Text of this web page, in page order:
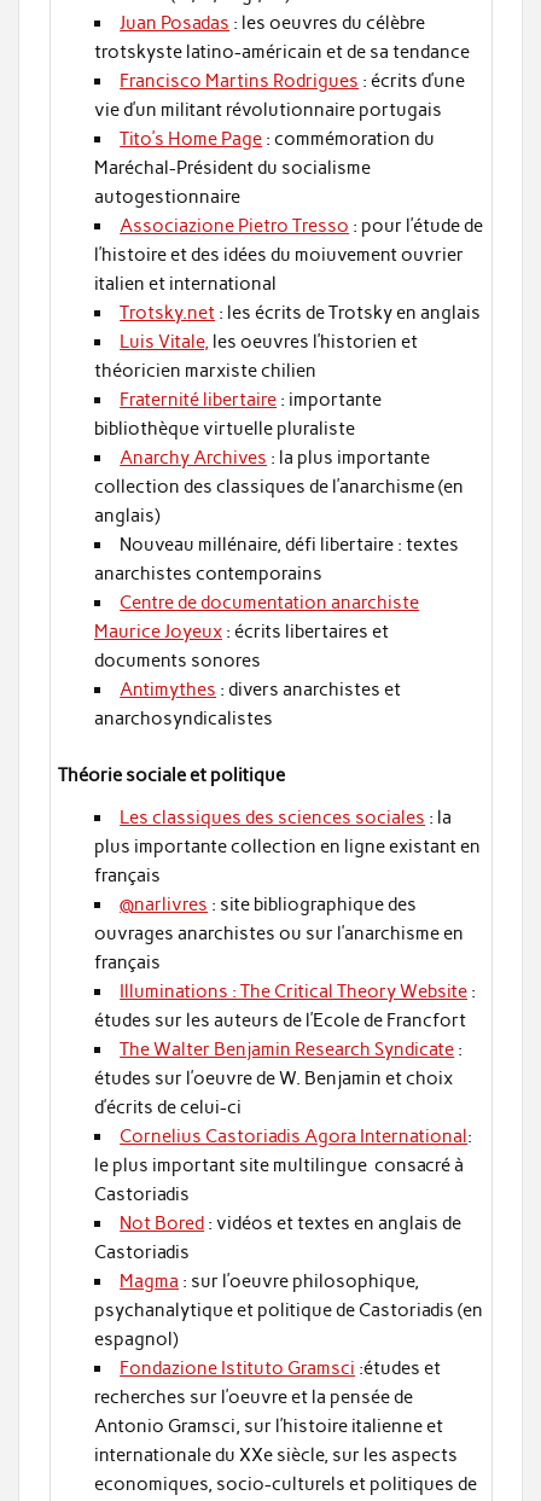
Juan Posadas : les oeuvres du célèbre
trotskyste latino-américain et de sa tendance
Francisco Martins Rodrigues : écrits d’une
vie d’un militant révolutionnaire portugais
Tito’s Home Page : commémoration du
Maréchal-Président du socialisme
autogestionnaire
Associazione Pietro Tresso : pour l’étude de
l’histoire et des idées du moiuvement ouvrier
italien et international
Trotsky.net : les écrits de Trotsky en anglais
Luis Vitale, les oeuvres l’historien et
théoricien marxiste chilien
Fraternité libertaire : importante
bibliothèque virtuelle pluraliste
Anarchy Archives : la plus importante
collection des classiques de l’anarchisme (en
anglais)
Nouveau millénaire, défi libertaire : textes
anarchistes contemporains
Centre de documentation anarchiste
Maurice Joyeux: écrits libertaires et
documents sonores
Antimythes : divers anarchistes et
anarchosyndicalistes
Théorie sociale et politique
Les classiques des sciences sociales : la
plus importante collection en ligne existant en
français
@narlivres : site bibliographique des
ouvrages anarchistes ou sur l’anarchisme en
français
Illuminations : The Critical Theory Website :
études sur les auteurs de l’Ecole de Francfort
The Walter Benjamin Research Syndicate :
études sur l’oeuvre de W. Benjamin et choix
d’écrits de celui-ci
Cornelius Castoriadis Agora International:
le plus important site multilingue consacré à
Castoriadis
Not Bored : vidéos et textes en anglais de
Castoriadis
Magma : sur l’oeuvre philosophique,
psychanalytique et politique de Castoriadis (en
espagnol)
Fondazione Istituto Gramsci :études et
recherches sur l’oeuvre et la pensée de
Antonio Gramsci, sur l’histoire italienne et
internationale du XXe siècle, sur les aspects
economiques, socio-culturels et politiques de